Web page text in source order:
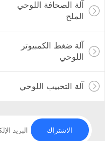
آلة الصحافة اللوحي
الملح
آلة ضغط الكمبيوتر
اللوحي
آلة التحبيب اللوحي
الاشتراك